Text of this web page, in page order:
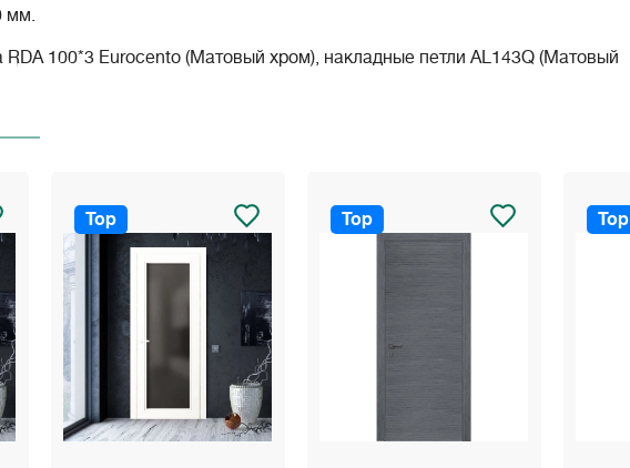
мм.
RDA 100*3 Eurocento (Матовый хром), накладные петли AL143Q (Матовый
или черный), AGB Polaris (Никель или черный) имеет магнитный
– для стен толщиной до 160 мм, 200 мм – для стен толщиной до 260 мм.
белый ясень, серый темный/светлый, дуб серый/кремовый.
Top Top Top